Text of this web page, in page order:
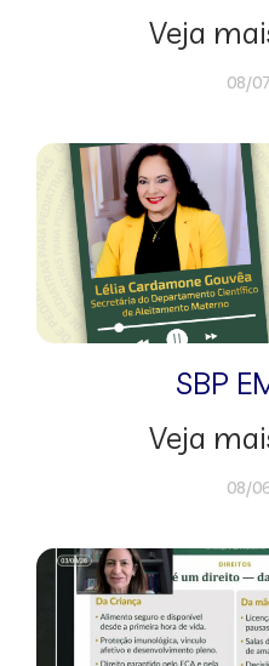
Veja
08/
SBP
Veja
08/